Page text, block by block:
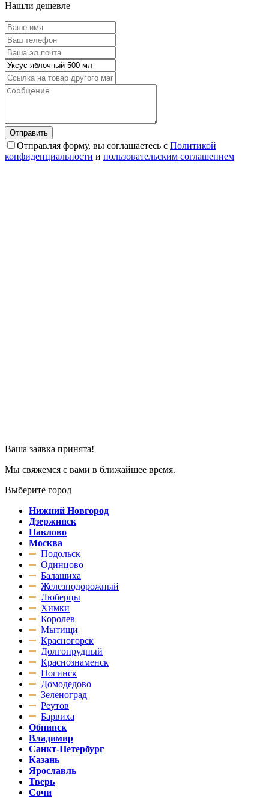
Нашли дешевле
Отправляя форму, вы соглашаетесь с Политикой
конфиденциальности и пользовательским соглашением
Ваша заявка принята!
Мы свяжемся с вами в ближайшее время.
Выберите город
Нижний Новгород
Дзержинск
Павлово
Москва
Подольск
Одинцово
Балашиха
Железнодорожный
Люберцы
Химки
Королев
Мытищи
Красногорск
Долгопрудный
Краснознаменск
Ногинск
Домодедово
Зеленоград
Реутов
Барвиха
Обнинск
Владимир
Санкт-Петербург
Казань
Ярославль
Тверь
Сочи